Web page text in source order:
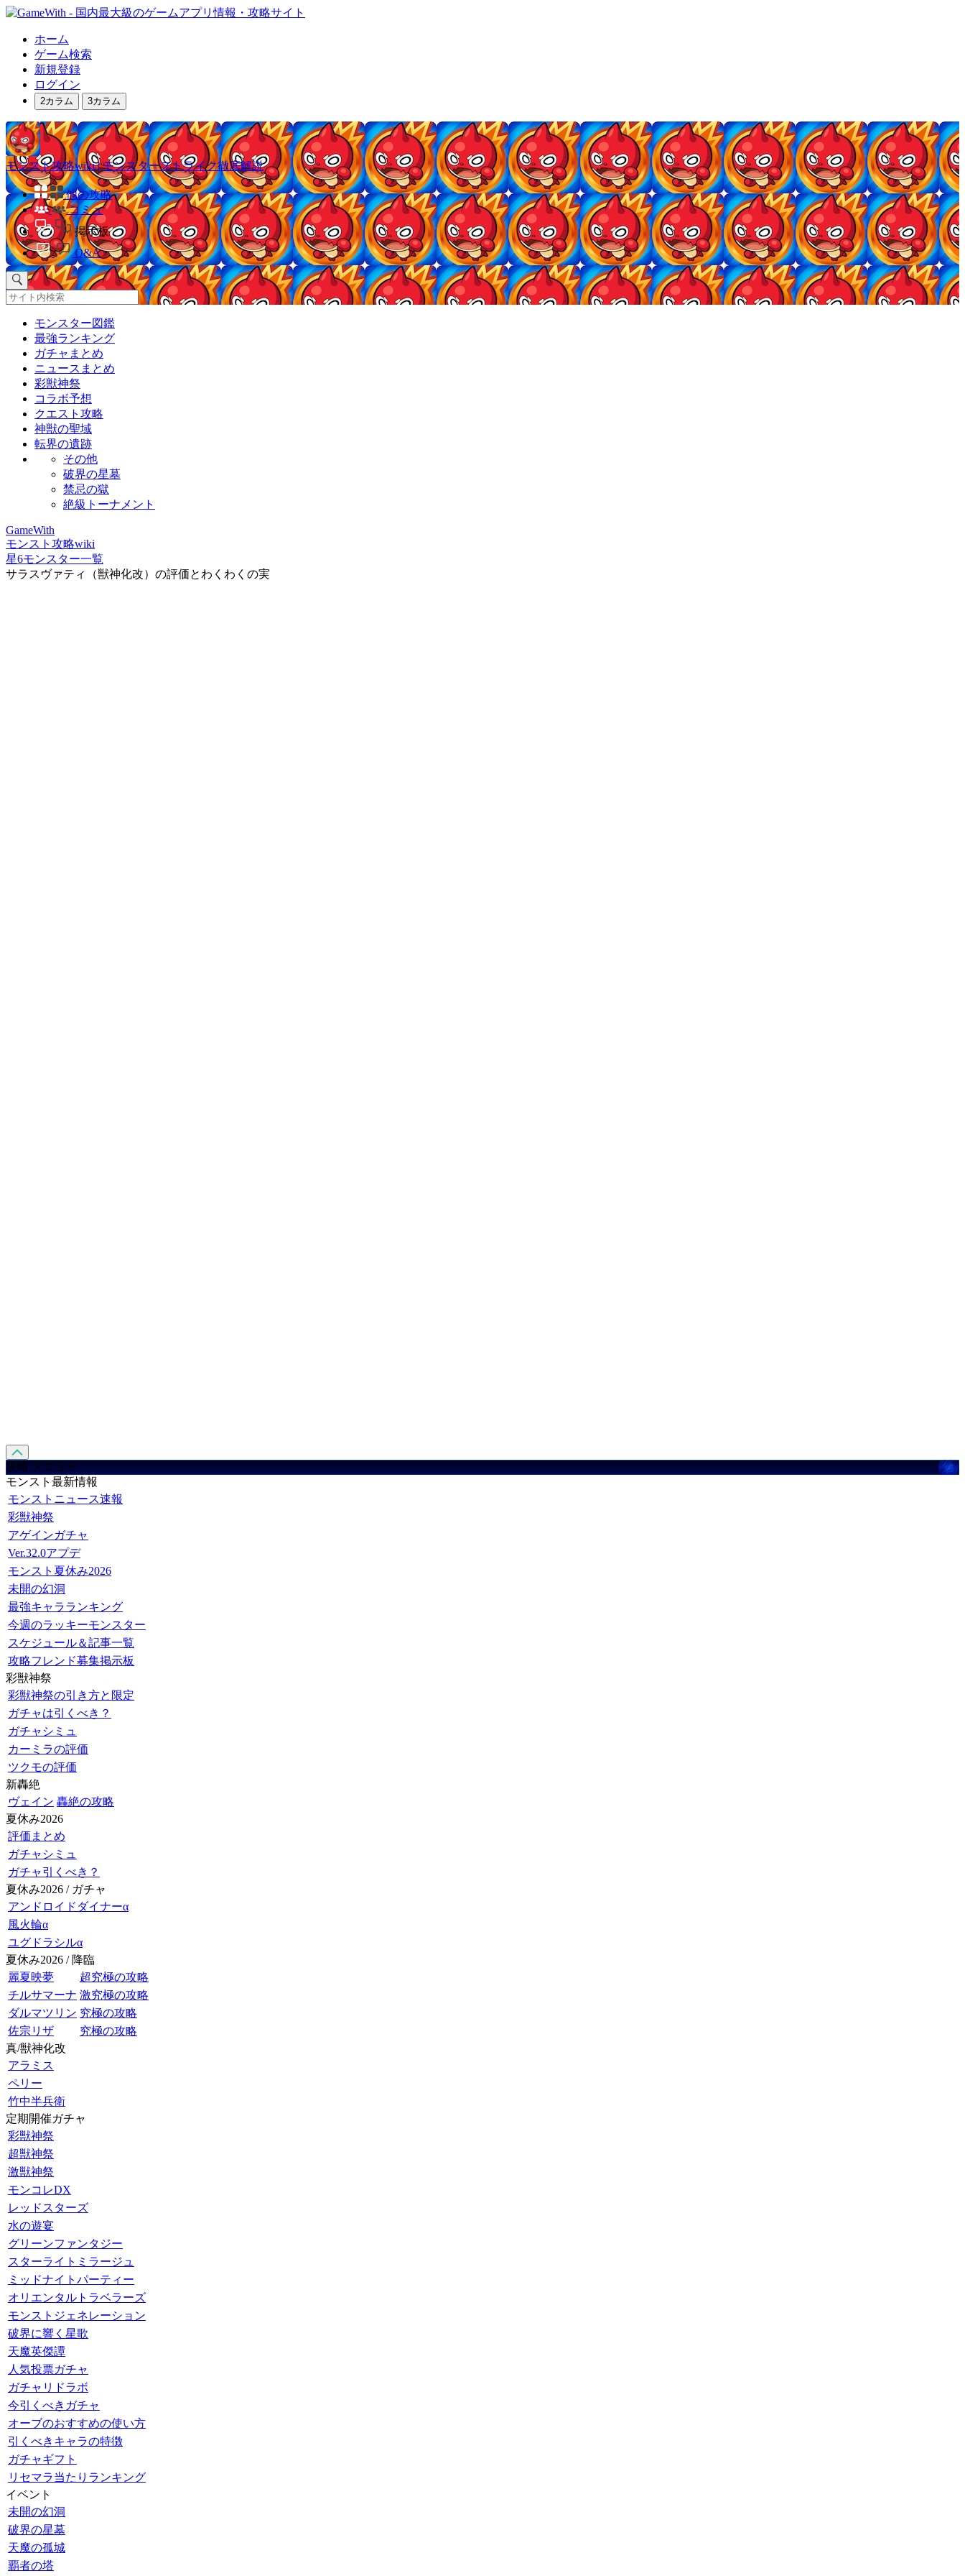
ホーム
ゲーム検索
新規登録
ログイン
2カラム 3カラム
モンスト攻略wiki | モンスターストライク徹底解説
他の攻略
コミュ
掲示板
Q&A
モンスター図鑑
最強ランキング
ガチャまとめ
ニュースまとめ
彩獣神祭
コラボ予想
クエスト攻略
神獣の聖域
転界の遺跡
その他
破界の星墓
禁忌の獄
絶級トーナメント
GameWith
モンスト攻略wiki
星6モンスター一覧
サラスヴァティ（獣神化改）の評価とわくわくの実
攻略 メニュー
モンスト最新情報
モンストニュース速報
彩獣神祭
アゲインガチャ
Ver.32.0アプデ
モンスト夏休み2026
未開の幻洞
最強キャラランキング
今週のラッキーモンスター
スケジュール＆記事一覧
攻略フレンド募集掲示板
彩獣神祭
彩獣神祭の引き方と限定
ガチャは引くべき？
ガチャシミュ
カーミラの評価
ツクモの評価
新轟絶
ヴェイン 轟絶の攻略
夏休み2026
評価まとめ
ガチャシミュ
ガチャ引くべき？
夏休み2026 / ガチャ
アンドロイドダイナーα
風火輪α
ユグドラシルα
夏休み2026 / 降臨
麗夏映夢
超究極の攻略
チルサマーナ 激究極の攻略
ダルマツリン 究極の攻略
佐宗リザ
究極の攻略
真/獣神化改
アラミス
ペリー
竹中半兵衛
定期開催ガチャ
彩獣神祭
超獣神祭
激獣神祭
モンコレDX
レッドスターズ
水の遊宴
グリーンファンタジー
スターライトミラージュ
ミッドナイトパーティー
オリエンタルトラベラーズ
モンストジェネレーション
破界に響く星歌
天魔英傑譚
人気投票ガチャ
ガチャリドラボ
今引くべきガチャ
オーブのおすすめの使い方
引くべきキャラの特徴
ガチャギフト
リセマラ当たりランキング
イベント
未開の幻洞
破界の星墓
天魔の孤城
覇者の塔